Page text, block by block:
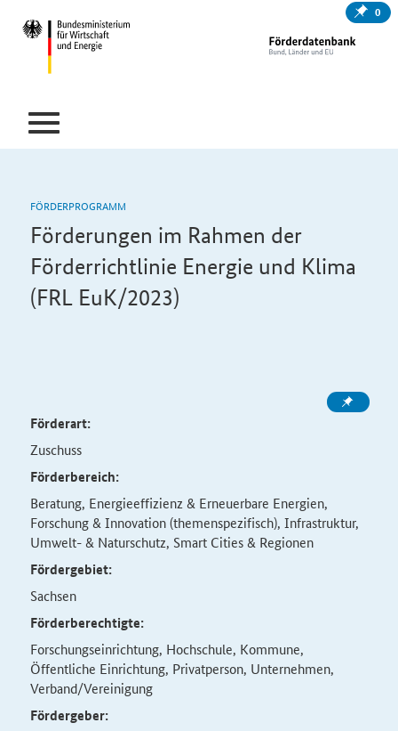
0
FÖRDERPROGRAMM
Förderungen im Rahmen der
Förderrichtlinie Energie und Klima
(FRL EuK/2023)
Förderart:
Zuschuss
Förderbereich:
Beratung, Energieeffizienz & Erneuerbare Energien,
Forschung & Innovation (themenspezifisch), Infrastruktur,
Umwelt- & Naturschutz, Smart Cities & Regionen
Fördergebiet:
Sachsen
Förderberechtigte:
Forschungseinrichtung, Hochschule, Kommune,
Öffentliche Einrichtung, Privatperson, Unternehmen,
Verband/Vereinigung
Fördergeber: